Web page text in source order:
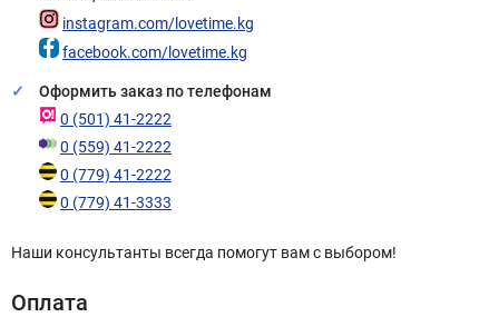
instagram.com/lovetime.kg
facebook.com/lovetime.kg
Оформить заказ по телефонам
0 (501) 41-2222
0 (559) 41-2222
0 (779) 41-2222
0 (779) 41-3333
Наши консультанты всегда помогут вам с выбором!
Оплата